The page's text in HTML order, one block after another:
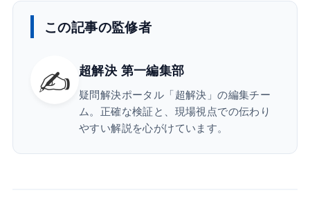
この記事の監修者
✍️ 超解決 第一編集部
疑問解決ポータル「超解決」の編集チー
ム。正確な検証と、現場視点での伝わり
やすい解説を心がけています。